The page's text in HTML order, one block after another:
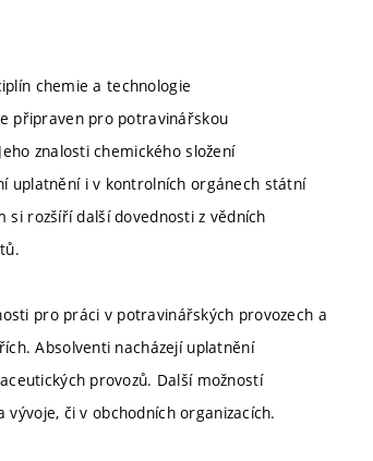
chemie a technologie
připraven pro potravinářskou
znalosti chemického složení
uplatnění i v kontrolních orgánech státní
rozšíří další dovednosti z vědních
pro práci v potravinářských provozech a
Absolventi nacházejí uplatnění
provozů. Další možností
či v obchodních organizacích.